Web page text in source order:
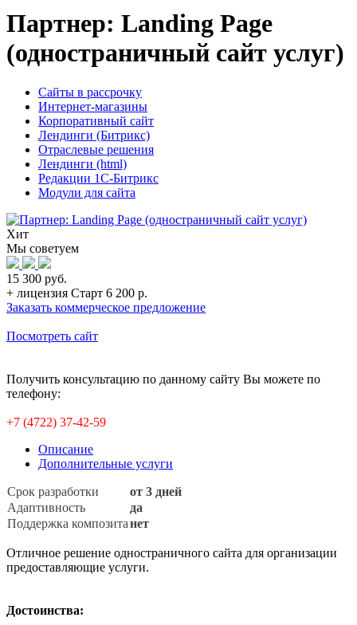
Партнер: Landing Page
(одностраничный сайт услуг)
Сайты в рассрочку
Интернет-магазины
Корпоративный сайт
Лендинги (Битрикс)
Отраслевые решения
Лендинги (html)
Редакции 1С-Битрикс
Модули для сайта
Хит
Мы советуем
15 300 руб.
+ лицензия Старт 6 200 р.
Заказать коммерческое предложение
Посмотреть сайт
Получить консультацию по данному сайту Вы можете по
телефону:
+7 (4722) 37-42-59
Описание
Дополнительные услуги
Срок разработки
от 3 дней
Адаптивность
да
Поддержка композитанет
Отличное решение одностраничного сайта для организации
предоставляющие услуги.
Достоинства: